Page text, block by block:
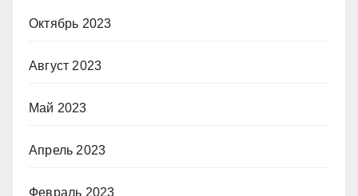
Октябрь 2023
Август 2023
Май 2023
Апрель 2023
Февраль 2023